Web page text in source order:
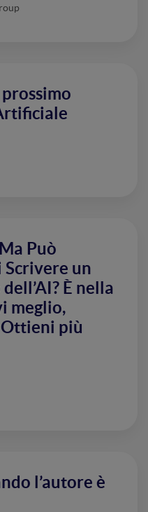
Può
Scrivere un
È nella
meglio,
Ottieni più
l’autore è